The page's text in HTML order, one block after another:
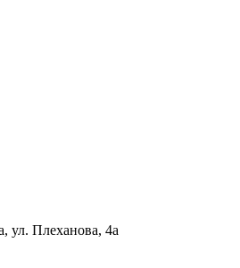
ул. Плеханова, 4а